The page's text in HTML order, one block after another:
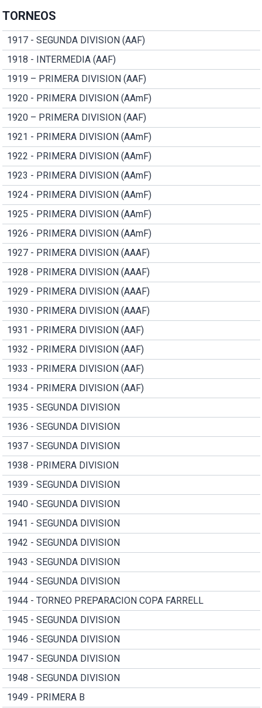
TORNEOS
1917 - SEGUNDA DIVISION (AAF)
1918 - INTERMEDIA (AAF)
1919 – PRIMERA DIVISION (AAF)
1920 - PRIMERA DIVISION (AAmF)
1920 – PRIMERA DIVISION (AAF)
1921 - PRIMERA DIVISION (AAmF)
1922 - PRIMERA DIVISION (AAmF)
1923 - PRIMERA DIVISION (AAmF)
1924 - PRIMERA DIVISION (AAmF)
1925 - PRIMERA DIVISION (AAmF)
1926 - PRIMERA DIVISION (AAmF)
1927 - PRIMERA DIVISION (AAAF)
1928 - PRIMERA DIVISION (AAAF)
1929 - PRIMERA DIVISION (AAAF)
1930 - PRIMERA DIVISION (AAAF)
1931 - PRIMERA DIVISION (AAF)
1932 - PRIMERA DIVISION (AAF)
1933 - PRIMERA DIVISION (AAF)
1934 - PRIMERA DIVISION (AAF)
1935 - SEGUNDA DIVISION
1936 - SEGUNDA DIVISION
1937 - SEGUNDA DIVISION
1938 - PRIMERA DIVISION
1939 - SEGUNDA DIVISION
1940 - SEGUNDA DIVISION
1941 - SEGUNDA DIVISION
1942 - SEGUNDA DIVISION
1943 - SEGUNDA DIVISION
1944 - SEGUNDA DIVISION
1944 - TORNEO PREPARACION COPA FARRELL
1945 - SEGUNDA DIVISION
1946 - SEGUNDA DIVISION
1947 - SEGUNDA DIVISION
1948 - SEGUNDA DIVISION
1949 - PRIMERA B